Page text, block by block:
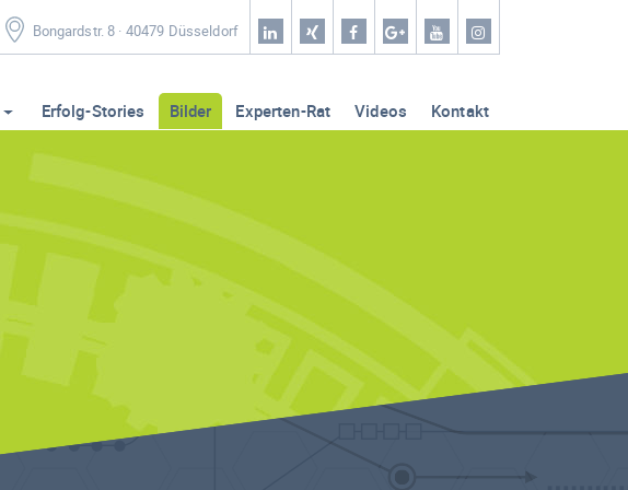
Bongardstr. 8 · 40479 Düsseldorf
Erfolg-Stories Bilder Experten-Rat Videos Kontakt
Home
Leistungen
Videos
Kontakt